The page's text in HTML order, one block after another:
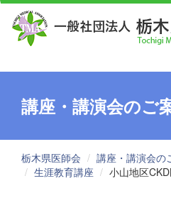
講座・講演会のご
栃木県医師会 講座・講演会の
生涯教育講座
小山地区